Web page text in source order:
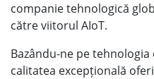
companie tehnologică
către viitorul AIoT.
Bazându-ne pe
calitatea excepțională